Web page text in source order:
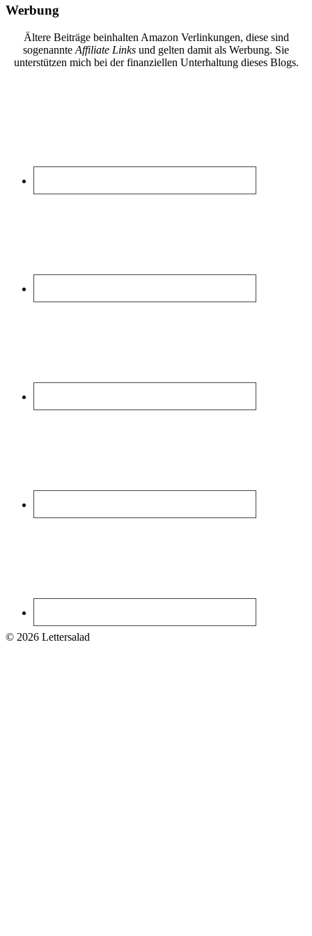
Werbung
Ältere Beiträge beinhalten Amazon Verlinkungen, diese sind
sogenannte Affiliate Links und gelten damit als Werbung. Sie
unterstützen mich bei der finanziellen Unterhaltung dieses Blogs.
© 2026 Lettersalad